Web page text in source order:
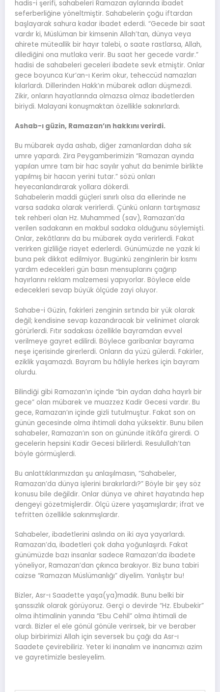
hadis-i şerifi, sahabeleri Ramazan aylarında ibadet
seferberliğine yöneltmiştir. Sahabelerin çoğu iftardan
başlayarak sahura kadar ibadet ederdi. “Gecede bir saat
vardır ki, Müslüman bir kimsenin Allah’tan, dünya veya
ahirete müteallik bir hayır talebi, o saate rastlarsa, Allah,
dilediğini ona mutlaka verir. Bu saat her gecede vardır.”
hadisi de sahabeleri geceleri ibadete sevk etmiştir. Onlar
gece boyunca Kur’an-ı Kerim okur, teheccüd namazları
kılarlardı. Dillerinden Hakk’ın mübarek adları düşmezdi.
Zikir, onların hayatlarında olmazsa olmaz ibadetlerden
biriydi. Malayani konuşmaktan özellikle sakınırlardı.
Ashab-ı güzin, Ramazan’ın hakkını verirdi.
Bu mübarek ayda ashab, diğer zamanlardan daha sık
umre yapardı. Zira Peygamberimizin “Ramazan ayında
yapılan umre tam bir hac sayılır yahut da benimle birlikte
yapılmış bir haccın yerini tutar.” sözü onları
heyecanlandırarak yollara dökerdi.
Sahabelerin maddi güçleri sınırlı olsa da ellerinde ne
varsa sadaka olarak verirlerdi. Çünkü onların tartışmasız
tek rehberi olan Hz. Muhammed (sav), Ramazan’da
verilen sadakanın en makbul sadaka olduğunu söylemişti.
Onlar, zekâtlarını da bu mübarek ayda verirlerdi. Fakat
verirken gizliliğe riayet ederlerdi. Günümüzde ne yazık ki
buna pek dikkat edilmiyor. Bugünkü zenginlerin bir kısmı
yardım edecekleri gün basın mensuplarını çağırıp
hayırlarını reklam malzemesi yapıyorlar. Böylece elde
edecekleri sevap büyük ölçüde zayi oluyor.
Sahabe-i Güzin, fakirleri zenginin sırtında bir yük olarak
değil; kendisine sevap kazandıracak bir velinimet olarak
görürlerdi. Fıtır sadakası özellikle bayramdan evvel
verilmeye gayret edilirdi. Böylece garibanlar bayrama
neşe içerisinde girerlerdi. Onların da yüzü gülerdi. Fakirler,
eziklik yaşamazdı. Bayram bu hâliyle herkes için bayram
olurdu.
Bilindiği gibi Ramazan’ın içinde “bin aydan daha hayırlı bir
gece” olan mübarek ve muazzez Kadir Gecesi vardır. Bu
gece, Ramazan’ın içinde gizli tutulmuştur. Fakat son on
günün gecesinde olma ihtimali daha yüksektir. Bunu bilen
sahabeler, Ramazan’ın son on gününde itikâfa girerdi. O
gecelerin hepsini Kadir Gecesi bilirlerdi. Resulullah’tan
böyle görmüşlerdi.
Bu anlattıklarımızdan şu anlaşılmasın, “Sahabeler,
Ramazan’da dünya işlerini bırakırlardı?” Böyle bir şey söz
konusu bile değildir. Onlar dünya ve ahiret hayatında hep
dengeyi gözetmişlerdir. Ölçü üzere yaşamışlardır; ifrat ve
tefritten özellikle sakınmışlardır.
Sahabeler, ibadetlerini aslında on iki aya yayarlardı.
Ramazan’da, ibadetleri çok daha yoğunlaşırdı. Fakat
günümüzde bazı insanlar sadece Ramazan’da ibadete
yöneliyor, Ramazan’dan çıkınca bırakıyor. Biz buna tabiri
caizse “Ramazan Müslümanlığı” diyelim. Yanlıştır bu!
Bizler, Asr-ı Saadette yaşa(ya)madık. Bunu belki bir
şanssızlık olarak görüyoruz. Gerçi o devirde “Hz. Ebubekir”
olma ihtimalinin yanında “Ebu Cehil” olma ihtimali de
vardı. Bizler el ele gönül gönüle verirsek, bir ve beraber
olup birbirimizi Allah için seversek bu çağı da Asr-ı
Saadete çevirebiliriz. Yeter ki inanalım ve inancımızı azim
ve gayretimizle besleyelim.